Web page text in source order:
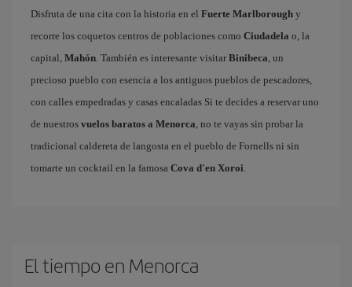
Disfruta de una cita con la historia en el Fuerte Marlborough y
recorre los coquetos centros de poblaciones como Ciudadela o, la
capital, Mahón. También es interesante visitar Binibeca, un
precioso pueblo con esencia a los antiguos pueblos de pescadores,
con calles empedradas y casas encaladas Si te decides a reservar uno
de nuestros vuelos baratos a Menorca, no te vayas sin probar la
tradicional caldereta de langosta en el pueblo de Fornells ni sin
tomarte un cocktail en la famosa Cova d'en Xoroi.
El tiempo en Menorca